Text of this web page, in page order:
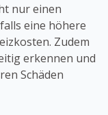
nur einen
eine höhere
Zudem
erkennen und
Schäden